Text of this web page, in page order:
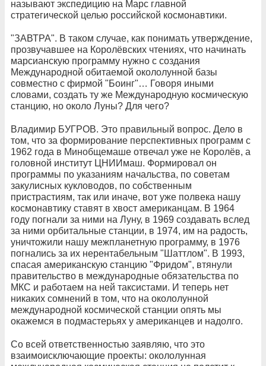
называют экспедицию на Марс главной
стратегической целью российской космонавтики.
"ЗАВТРА". В таком случае, как понимать утверждение,
прозвучавшее на Королёвских чтениях, что начинать
марсианскую программу нужно с создания
Международной обитаемой окололунной базы
совместно с фирмой "Боинг"… Говоря иными
словами, создать ту же Международную космическую
станцию, но около Луны? Для чего?
Владимир БУГРОВ. Это правильный вопрос. Дело в
том, что за формирование перспективных программ с
1962 года в Минобщемаше отвечал уже не Королёв, а
головной институт ЦНИИмаш. Формировал он
программы по указаниям начальства, по советам
закулисных кукловодов, по собственным
пристрастиям, так или иначе, вот уже полвека нашу
космонавтику ставят в хвост американцам. В 1964
году погнали за ними на Луну, в 1969 создавать вслед
за ними орбитальные станции, в 1974, им на радость,
уничтожили нашу межпланетную программу, в 1976
погнались за их нерентабельным "Шаттлом". В 1993,
спасая американскую станцию "Фридом", втянули
правительство в международные обязательства по
МКС и работаем на ней таксистами. И теперь нет
никаких сомнений в том, что на окололунной
международной космической станции опять мы
окажемся в подмастерьях у американцев и надолго.
Со всей ответственностью заявляю, что это
взаимоисключающие проекты: окололунная